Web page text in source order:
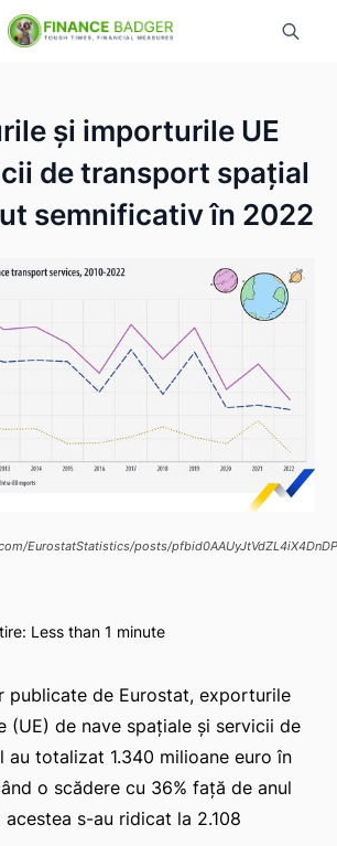
și importurile UE
de transport spațial
semnificativ în 2022
EurostatStatistics/posts/
Less than 1 minute
publicate de Eurostat, exporturile
(UE) de nave spațiale și servicii de
totalizat 1.340 milioane euro în
o scădere cu 36% față de anul
s-au ridicat la 2.108